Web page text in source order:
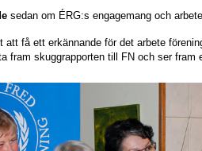
sedan om ÉRG:s engagemang och
att få ett erkännande för det arbete
fram skuggrapporten till FN och ser fram